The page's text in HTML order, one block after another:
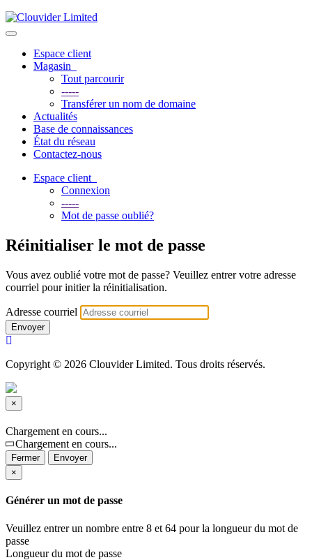
Basculer
navigationEspace client
Magasin
Tout parcourir
-----
Transférer un nom de domaine
Actualités
Base de connaissances
État du réseau
Contactez-nous
Espace client
Connexion
-----
Mot de passe oublié?
Réinitialiser le mot de passe
Vous avez oublié votre mot de passe? Veuillez entrer votre adresse
courriel pour initier la réinitialisation.
Adresse courriel
Envoyer
Copyright © 2026 Clouvider Limited. Tous droits réservés.
×
Fermer
Chargement en cours...
Chargement en cours...
Fermer
Envoyer
×
Générer un mot de passe
Veuillez entrer un nombre entre 8 et 64 pour la longueur du mot de
passe
Longueur du mot de passe